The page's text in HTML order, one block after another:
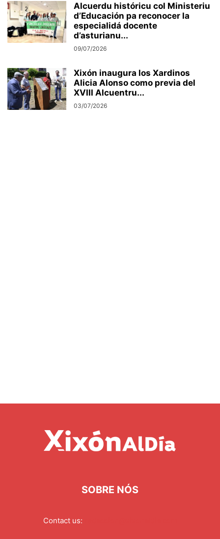
Alcuerdu históricu col Ministeriu
d’Educación pa reconocer la
especialidá docente
d’asturianu...
09/07/2026
Xixón inaugura los Xardinos
Alicia Alonso como previa del
XVIII Alcuentru...
03/07/2026
SOBRE NÓS
Contact us: